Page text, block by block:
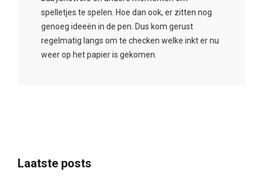
spelletjes te spelen. Hoe dan ook, er zitten nog
genoeg ideeën in de pen. Dus kom gerust
regelmatig langs om te checken welke inkt er nu
weer op het papier is gekomen.
Laatste posts